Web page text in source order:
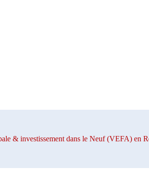
& investissement dans le Neuf (VEFA) en